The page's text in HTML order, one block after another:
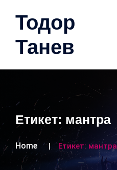
Тодор
Танев
Етикет: мантра
Home Етикет: мантра